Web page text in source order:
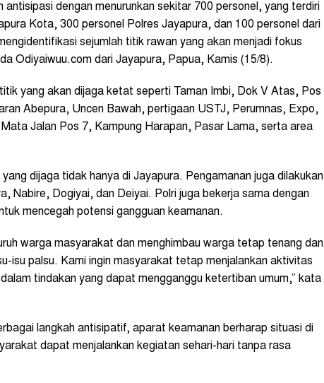
antisipasi dengan menurunkan sekitar 700 personel, yang terdiri
Kota, 300 personel Polres Jayapura, dan 100 personel dari
sejumlah titik rawan yang akan menjadi fokus
Odiyaiwuu.com dari Jayapura, Papua, Kamis (15/8).
yang akan dijaga ketat seperti Taman Imbi, Dok V Atas, Pos
Abepura, Uncen Bawah, pertigaan USTJ, Perumnas, Expo,
Jalan Pos 7, Kampung Harapan, Pasar Lama, serta area
dijaga tidak hanya di Jayapura. Pengamanan juga dilakukan
Nabire, Dogiyai, dan Deiyai. Polri juga bekerja sama dengan
mencegah potensi gangguan keamanan.
warga masyarakat dan menghimbau warga tetap tenang dan
isu palsu. Kami ingin masyarakat tetap menjalankan aktivitas
tindakan yang dapat mengganggu ketertiban umum,” kata
langkah antisipatif, aparat keamanan berharap situasi di
dapat menjalankan kegiatan sehari-hari tanpa rasa